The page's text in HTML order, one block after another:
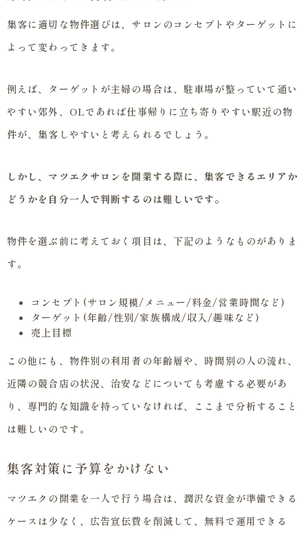
集客に適切な物件選びは、サロンのコンセプトやターゲットに
よって変わってきます。
例えば、ターゲットが主婦の場合は、駐車場が整っていて通い
やすい郊外、OLであれば仕事帰りに立ち寄りやすい駅近の物
件が、集客しやすいと考えられるでしょう。
しかし、マツエクサロンを開業する際に、集客できるエリアか
どうかを自分一人で判断するのは難しいです。
物件を選ぶ前に考えておく項目は、下記のようなものがありま
す。
コンセプト(サロン規模/メニュー/料金/営業時間など)
ターゲット(年齢/性別/家族構成/収入/趣味など)
売上目標
この他にも、物件別の利用者の年齢層や、時間別の人の流れ、
近隣の競合店の状況、治安などについても考慮する必要があ
り、専門的な知識を持っていなければ、ここまで分析すること
は難しいのです。
集客対策に予算をかけない
マツエクの開業を一人で行う場合は、潤沢な資金が準備できる
ケースは少なく、広告宣伝費を削減して、無料で運用できる